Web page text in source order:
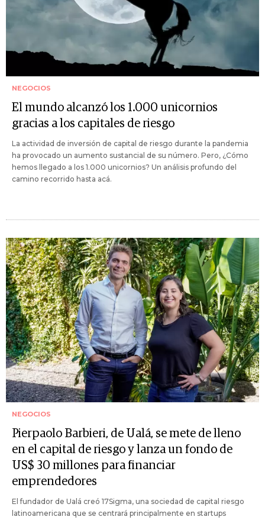
NEGOCIOS
El mundo alcanzó los 1.000 unicornios
gracias a los capitales de riesgo
La actividad de inversión de capital de riesgo durante la pandemia
ha provocado un aumento sustancial de su número. Pero, ¿Cómo
hemos llegado a los 1.000 unicornios? Un análisis profundo del
camino recorrido hasta acá.
NEGOCIOS
Pierpaolo Barbieri, de Ualá, se mete de lleno
en el capital de riesgo y lanza un fondo de
US$ 30 millones para financiar
emprendedores
El fundador de Ualá creó 17Sigma, una sociedad de capital riesgo
latinoamericana que se centrará principalmente en startups